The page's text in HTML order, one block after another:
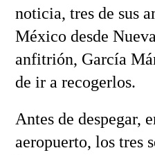
noticia, tres de sus
México desde
anfitrión, García
de ir a recogerlos.
Antes de despegar,
aeropuerto, los tres